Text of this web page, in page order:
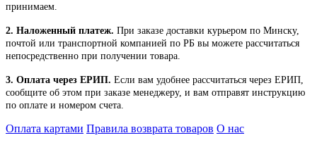
принимаем.
2. Наложенный платеж. При заказе доставки курьером по Минску,
почтой или транспортной компанией по РБ вы можете рассчитаться
непосредственно при получении товара.
3. Оплата через ЕРИП. Если вам удобнее рассчитаться через ЕРИП,
сообщите об этом при заказе менеджеру, и вам отправят инструкцию
по оплате и номером счета.
Оплата картами Правила возврата товаров О нас